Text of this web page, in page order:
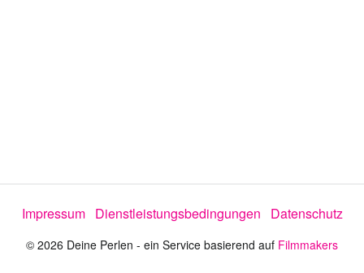
s
p
Impressum Dienstleistungsbedingungen Datenschutz
© 2026 Deine Perlen - ein Service basierend auf Filmmakers